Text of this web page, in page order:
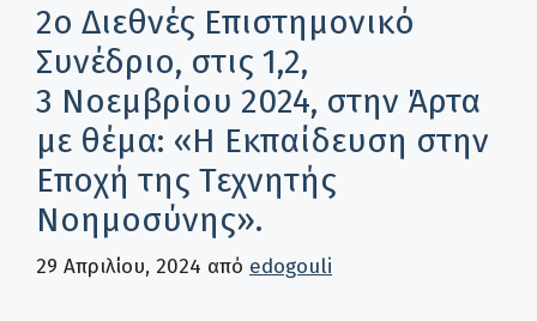
2ο Διεθνές Επιστημονικό
Συνέδριο, στις 1,2,
3 Νοεμβρίου 2024, στην Άρτα
με θέμα: «H Εκπαίδευση στην
Εποχή της Τεχνητής
Νοημοσύνης».
29 Απριλίου, 2024 από edogouli